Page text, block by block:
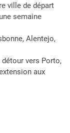
ville de départ
semaine
Alentejo,
vers Porto,
aux